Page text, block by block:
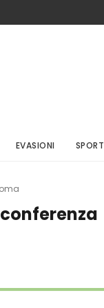
EVASIONI SPORT